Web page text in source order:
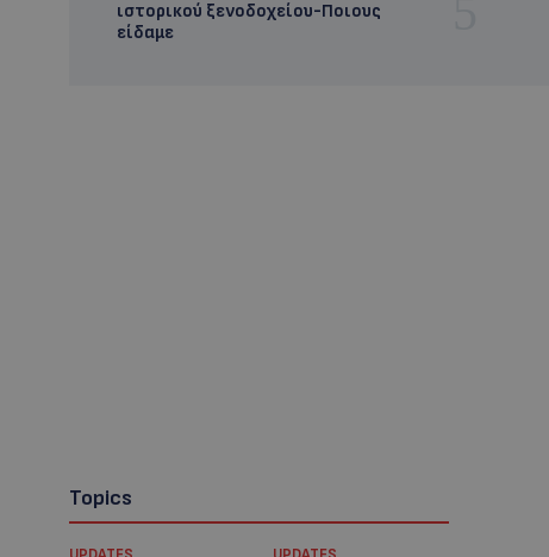
ιστορικού ξενοδοχείου-Ποιους
είδαμε
Topics